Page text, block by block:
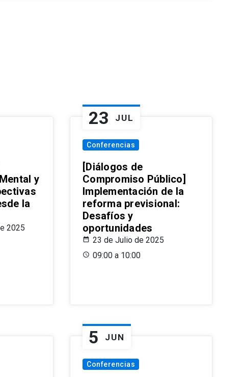
y
la
2025
23 JUL
Conferencias
[Diálogos de
Compromiso Público]
Implementación de la
reforma previsional:
Desafíos y
oportunidades
23 de Julio de 2025
09:00 a 10:00
5 JUN
Conferencias